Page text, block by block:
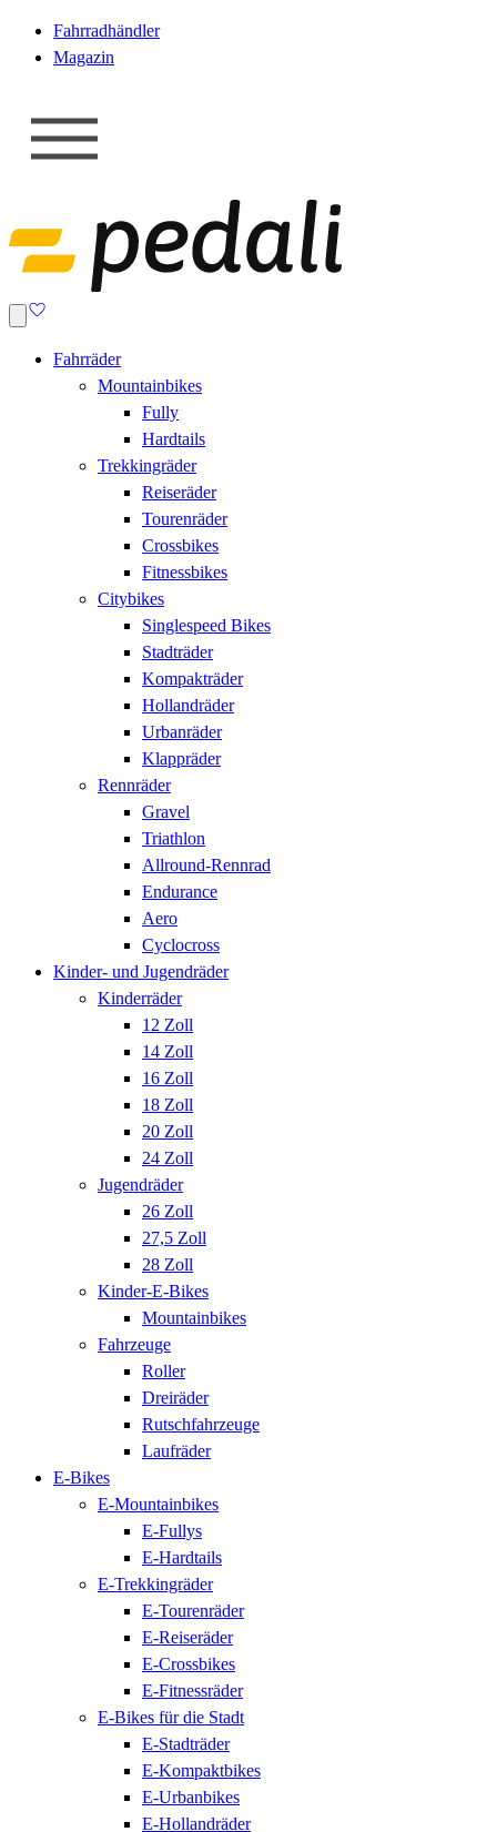
Fahrradhändler
Magazin
Fahrräder
Mountainbikes
Fully
Hardtails
Trekkingräder
Reiseräder
Tourenräder
Crossbikes
Fitnessbikes
Citybikes
Singlespeed Bikes
Stadträder
Kompakträder
Hollandräder
Urbanräder
Klappräder
Rennräder
Gravel
Triathlon
Allround-Rennrad
Endurance
Aero
Cyclocross
Kinder- und Jugendräder
Kinderräder
12 Zoll
14 Zoll
16 Zoll
18 Zoll
20 Zoll
24 Zoll
Jugendräder
26 Zoll
27,5 Zoll
28 Zoll
Kinder-E-Bikes
Mountainbikes
Fahrzeuge
Roller
Dreiräder
Rutschfahrzeuge
Laufräder
E-Bikes
E-Mountainbikes
E-Fullys
E-Hardtails
E-Trekkingräder
E-Tourenräder
E-Reiseräder
E-Crossbikes
E-Fitnessräder
E-Bikes für die Stadt
E-Stadträder
E-Kompaktbikes
E-Urbanbikes
E-Hollandräder